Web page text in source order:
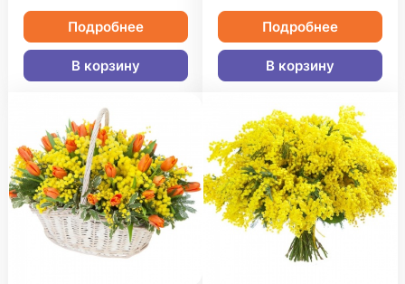
Подробнее
В корзину
Подробнее
В корзину